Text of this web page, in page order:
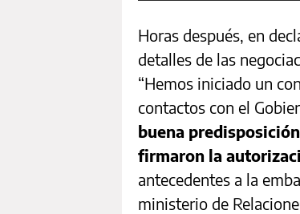
Horas después, en
detalles de las
“Hemos iniciado un
contactos con el
buena
firmaron la
antecedentes a la
ministerio de